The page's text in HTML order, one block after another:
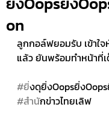
on
ลูกกอล์ฟยอมรับ เข้าใ
แล้ว ยันพร้อมทำหน้าที่
#ยงดุยิ่งOopsยิ่ง
#สำนักข่าวไทยเลิฟ